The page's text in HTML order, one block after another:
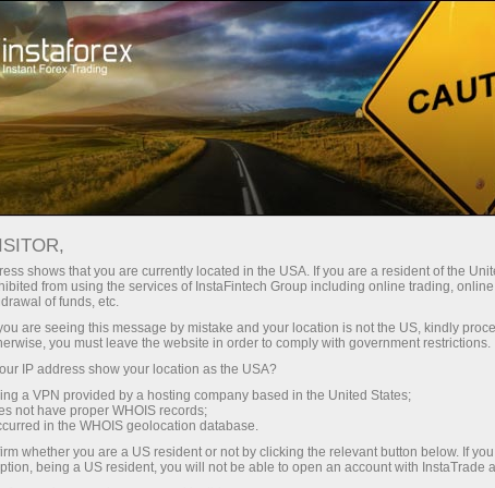
Instant account opening Trading Platform
নতুনদের জন্য পার্টনারদের জন্য কোম্পানির পরিষেবা
অবস্থান
এবং
shows that you are currently located in the USA. If you are a resident of the
from using the services of InstaFintech Group including online trading,
of funds, etc.
are seeing this message by mistake and your location is not the US, kindly
you must leave the website in order to comply with government restrictions.
IP address show your location as the USA?
a VPN provided by a hosting company based in the United States;
not have proper WHOIS records;
in the WHOIS geolocation database.
whether you are a US resident or not by clicking the relevant button below. If
being a US resident, you will not be able to open an account with InstaTrade